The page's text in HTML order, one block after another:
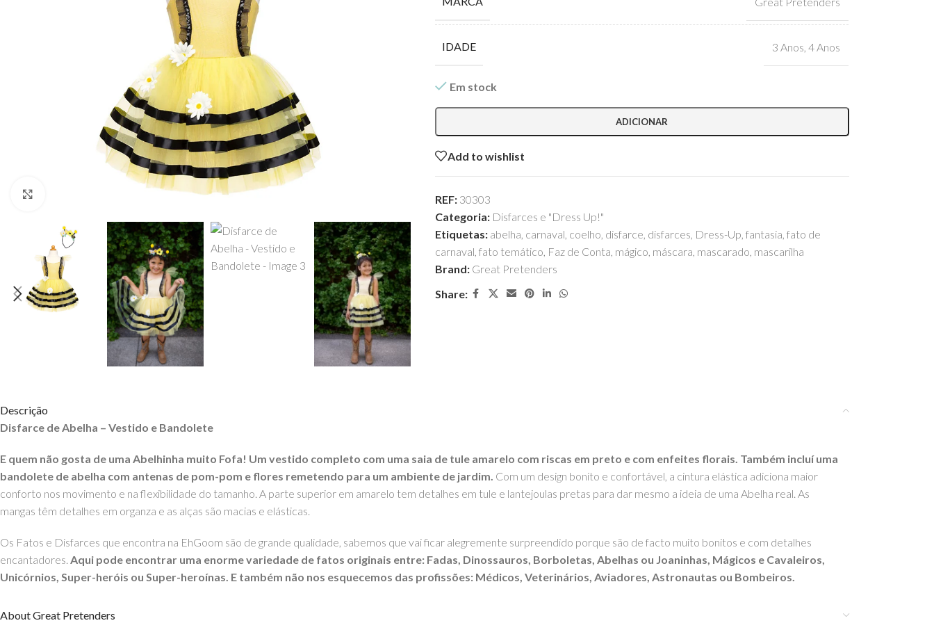
IDADE 3 Anos 4 Anos
Em stock
ADICIONAR
Add to wishlist
REF: 30303
Categoria: Disfarces e "Dress Up!"
Etiquetas: abelha, carnaval, coelho, disfarce, disfarces, Dress-Up, fantasia, fato de
carnaval, fato temático, Faz de Conta, mágico, máscara, mascarado, mascarilha
Brand: Great Pretenders
Share:
Descrição
Disfarce de Abelha – Vestido e Bandolete
E quem não gosta de uma Abelhinha muito Fofa! Um vestido completo com uma saia de tule amarelo com riscas em preto e com enfeites florais. Também incluí uma
bandolete de abelha com antenas de pom-pom e flores remetendo para um ambiente de jardim. Com um design bonito e confortável, a cintura elástica adiciona maior
conforto nos movimento e na flexibilidade do tamanho. A parte superior em amarelo tem detalhes em tule e lantejoulas pretas para dar mesmo a ideia de uma Abelha real. As
mangas têm detalhes em organza e as alças são macias e elásticas.
Os Fatos e Disfarces que encontra na EhGoom são de grande qualidade, sabemos que vai ficar alegremente surpreendido porque são de facto muito bonitos e com detalhes
encantadores. Aqui pode encontrar uma enorme variedade de fatos originais entre: Fadas, Dinossauros, Borboletas, Abelhas ou Joaninhas, Mágicos e Cavaleiros,
Unicórnios, Super-heróis ou Super-heroínas. E também não nos esquecemos das profissões: Médicos, Veterinários, Aviadores, Astronautas ou Bombeiros.
About Great Pretenders